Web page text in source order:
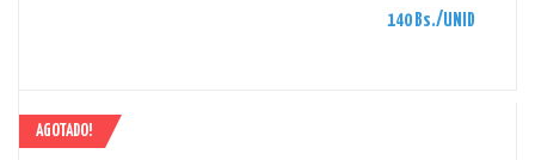
140 Bs./UNID
AGOTADO!